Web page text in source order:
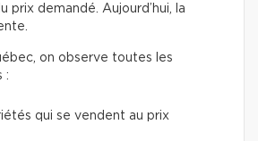
prix demandé. Aujourd’hui, la
on observe toutes les
:
qui se vendent au prix